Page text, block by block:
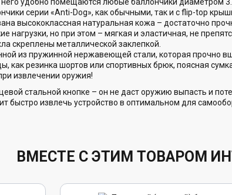
серии «Anti-Dog», как обычными, так и с flip-top
высококлассная натуральная кожа – достаточно
нагрузки, но при этом – мягкая и эластичная, не
скреплены металлической заклепкой.
из пружинной нержавеющей стали, которая прочно
как резинка шортов или спортивных брюк, поясная
извлечении оружия!
стальной кнопке – он не даст оружию выпасть и
быстро извлечь устройство в оптимальном для
ВМЕСТЕ С ЭТИМ ТОВАРОМ